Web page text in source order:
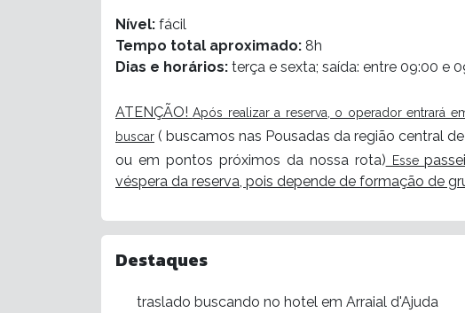
Nível: fácil
Tempo total aproximado: 8h
Dias e horários: terça e sexta; saída: entre 09:00 e
ATENÇÃO!Após realizar a reserva, o operador entrará
buscar ( buscamos nas Pousadas da região central
ou em pontos próximos da nossa rota) Esse
véspera da reserva, pois depende de formação de
Destaques
traslado buscando no hotel em Arraial d'Ajuda